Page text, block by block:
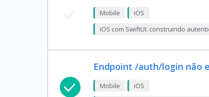
Mobile
iOS
iOS com SwiftUI: construindo
Endpoint /auth/login não
Mobile
iOS